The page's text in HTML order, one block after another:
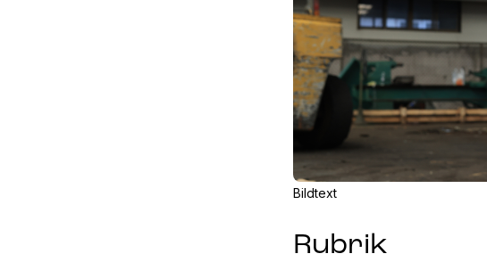
Bildtext
Rubrik